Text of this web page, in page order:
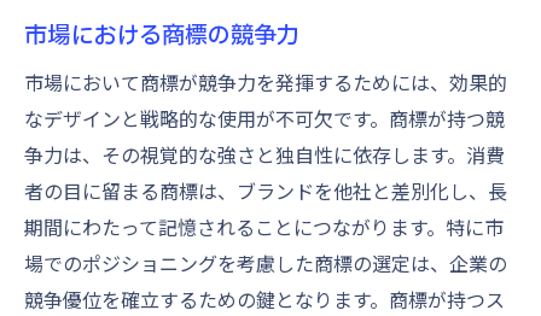
市場における商標の競争力
市場において商標が競争力を発揮するためには、効果的
なデザインと戦略的な使用が不可欠です。商標が持つ競
争力は、その視覚的な強さと独自性に依存します。消費
者の目に留まる商標は、ブランドを他社と差別化し、長
期間にわたって記憶されることにつながります。特に市
場でのポジショニングを考慮した商標の選定は、企業の
競争優位を確立するための鍵となります。商標が持つス